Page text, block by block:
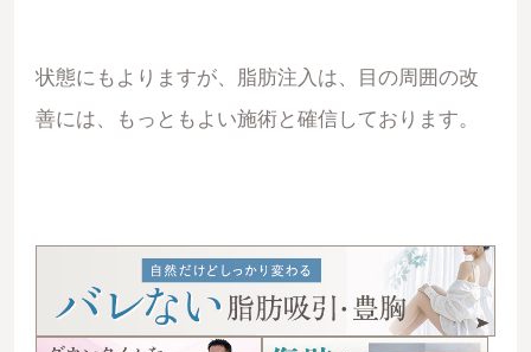
状態にもよりますが、脂肪注入は、目の周囲の改
善には、もっともよい施術と確信しております。